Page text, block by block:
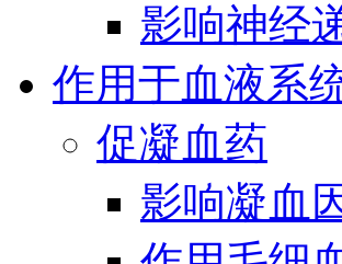
影响神经
作用于血液系
促凝血药
影响凝血